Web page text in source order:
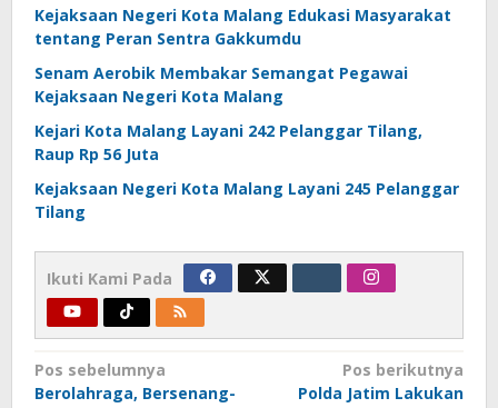
Kejaksaan Negeri Kota Malang Edukasi Masyarakat
tentang Peran Sentra Gakkumdu
Senam Aerobik Membakar Semangat Pegawai
Kejaksaan Negeri Kota Malang
Kejari Kota Malang Layani 242 Pelanggar Tilang,
Raup Rp 56 Juta
Kejaksaan Negeri Kota Malang Layani 245 Pelanggar
Tilang
Ikuti Kami Pada
Navigasi
Pos sebelumnya
Berolahraga, Bersenang-
Pos berikutnya
Polda Jatim Lakukan